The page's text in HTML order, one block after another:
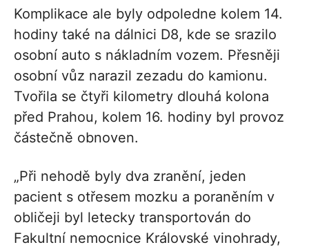
Komplikace ale byly odpoledne kolem 14.
hodiny také na dálnici D8, kde se srazilo
osobní auto s nákladním vozem. Přesněji
osobní vůz narazil zezadu do kamionu.
Tvořila se čtyři kilometry dlouhá kolona
před Prahou, kolem 16. hodiny byl provoz
částečně obnoven.
„Při nehodě byly dva zranění, jeden
pacient s otřesem mozku a poraněním v
obličeji byl letecky transportován do
Fakultní nemocnice Královské vinohrady,